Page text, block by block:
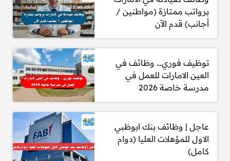
آخر موعد لاستلام السير الذاتية: 15/09/2025
F
a
c
E
m
ai
T
u
m
W
h
at
Pi
nt
er
R
e
d
Li
n
k
C
o
p
M
e
S
T
hr
T
el
w
S
h
برواتب ممتازة (مواطنين /
أجانب) قدم الآن
توظيف فوري… وظائف في
العين الامارات للعمل في
مدرسة خاصة 2026
عاجل | وظائف بنك ابوظبي
الاول للمؤهلات العليا (دوام
كامل)